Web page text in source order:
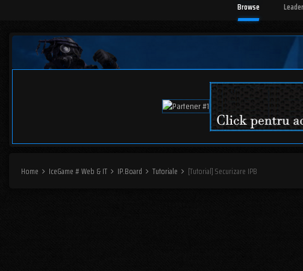
Browse
Home IceGame # Web & IT IP.Board Tutoriale [Tutorial] Securizare IPB